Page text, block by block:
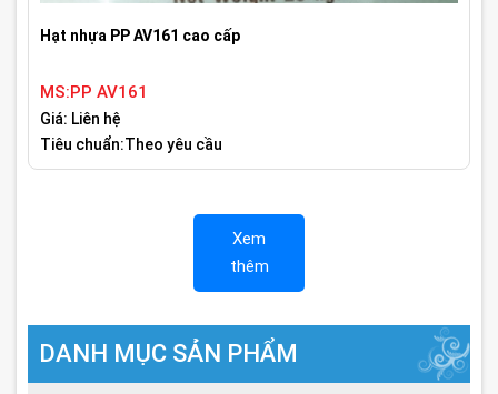
Hạt nhựa PP AV161 cao cấp
MS:PP AV161
Giá: Liên hệ
Tiêu chuẩn:Theo yêu cầu
Xem
thêm
DANH MỤC SẢN PHẨM